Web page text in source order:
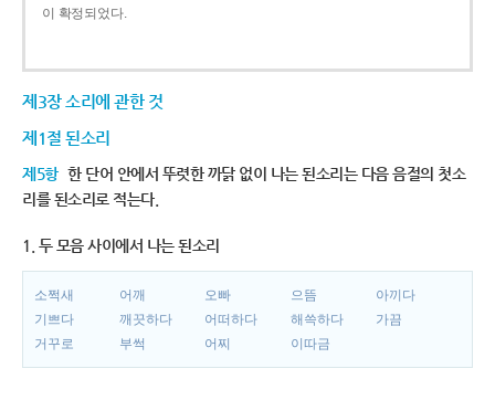
이 확정되었다.
제3장 소리에 관한 것
제1절 된소리
제5항 한 단어 안에서 뚜렷한 까닭 없이 나는 된소리는 다음 음절의 첫소
리를 된소리로 적는다.
1. 두 모음 사이에서 나는 된소리
소쩍새 어깨 오빠 으뜸
아끼다
기쁘다
깨끗하다 어떠하다 해쓱하다
가끔
거꾸로
부썩 어찌 이따금